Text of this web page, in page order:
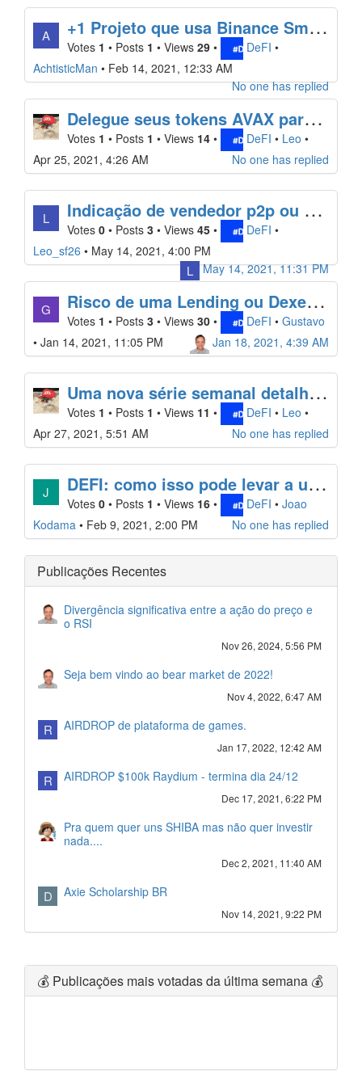
A +
1 Projeto que usa Binance Smart Chain, acabou de entrar na coingecko!
Votes 1 • Posts 1 • Views 29 • DeFI •
AchtisticMan • Feb 14, 2021, 12:33 AM
No one has replied
D
elegue seus tokens AVAX para ganhar renda passiva de até 12% ao ano em recompensas de staking.
Votes 1 • Posts 1 • Views 14 • DeFI • Leo •
Apr 25, 2021, 4:26 AM
No one has replied
L I
ndicação de vendedor p2p ou corretora que faz retirada pela rede Polygon
Votes 0 • Posts 3 • Views 45 • DeFI •
Leo_sf26 • May 14, 2021, 4:00 PM
L May 14, 2021, 11:31 PM
G R
isco de uma Lending ou Dexes falir ou ficar off
Votes 1 • Posts 3 • Views 30 • DeFI • Gustavo
• Jan 14, 2021, 11:05 PM Jan 18, 2021, 4:39 AM
U
ma nova série semanal detalhando o que está acontecendo no mundo de Pangolin
Votes 1 • Posts 1 • Views 11 • DeFI • Leo •
Apr 27, 2021, 5:51 AM
No one has replied
J D
EFI: como isso pode levar a uma mudança de paradigma no setor financeiro
Votes 0 • Posts 1 • Views 16 • DeFI • Joao
Kodama • Feb 9, 2021, 2:00 PM No one has replied
Publicações Recentes
Divergência significativa entre a ação do preço e
o RSI
Nov 26, 2024, 5:56 PM
Seja bem vindo ao bear market de 2022!
Nov 4, 2022, 6:47 AM
R AIRDROP de plataforma de games.
Jan 17, 2022, 12:42 AM
R AIRDROP $100k Raydium - termina dia 24/12
Dec 17, 2021, 6:22 PM
Pra quem quer uns SHIBA mas não quer investir
nada....
Dec 2, 2021, 11:40 AM
D Axie Scholarship BR
Nov 14, 2021, 9:22 PM
💰 Publicações mais votadas da última semana 💰